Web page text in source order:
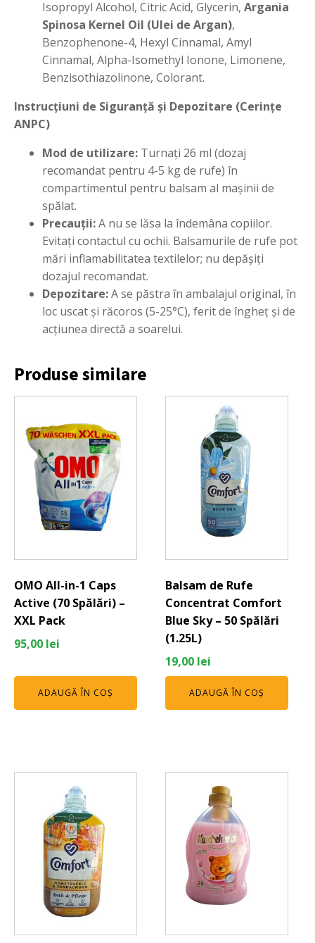
Isopropyl Alcohol, Citric Acid, Glycerin, Argania
Spinosa Kernel Oil (Ulei de Argan),
Benzophenone-4, Hexyl Cinnamal, Amyl
Cinnamal, Alpha-Isomethyl Ionone, Limonene,
Benzisothiazolinone, Colorant.
Instrucțiuni de Siguranță și Depozitare (Cerințe
ANPC)
Mod de utilizare: Turnați 26 ml (dozaj
recomandat pentru 4-5 kg de rufe) în
compartimentul pentru balsam al mașinii de
spălat.
Precauții:A nu se lăsa la îndemâna copiilor.
Evitați contactul cu ochii. Balsamurile de rufe pot
mări inflamabilitatea textilelor; nu depășiți
dozajul recomandat.
Depozitare:A se păstra în ambalajul original, în
loc uscat și răcoros (5-25°C), ferit de îngheț și de
acțiunea directă a soarelui.
Produse similare
OMO All-in-1 Caps
Active (70 Spălări) –
XXL Pack
95,00 lei
ADAUGĂ ÎN COȘ
Balsam de Rufe
Concentrat Comfort
Blue Sky – 50 Spălări
(1.25L)
19,00 lei
ADAUGĂ ÎN COȘ